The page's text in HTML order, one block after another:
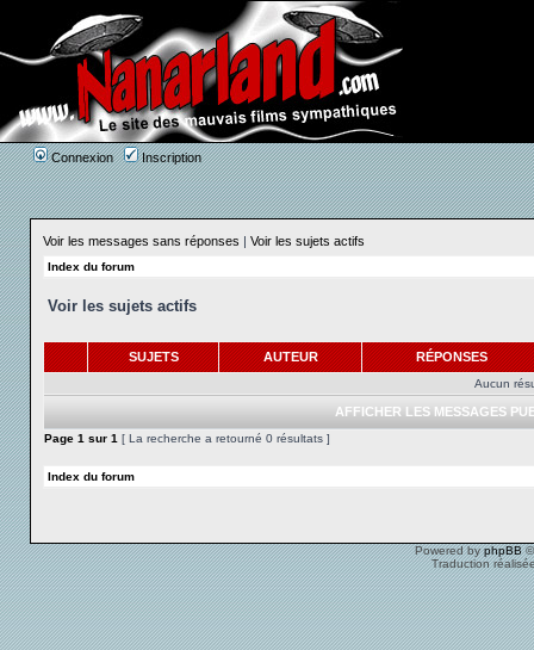
Connexion Inscription
Voir les messages sans réponses | Voir les sujets actifs
Index du forum
Voir les sujets actifs
SUJETS AUTEUR RÉPONSES
Aucun
AFFICHER LES MESSAGES
Page 1 sur 1 [ La recherche a retourné 0 résultats ]
Index du forum
Powered byphpBB©
Traduction